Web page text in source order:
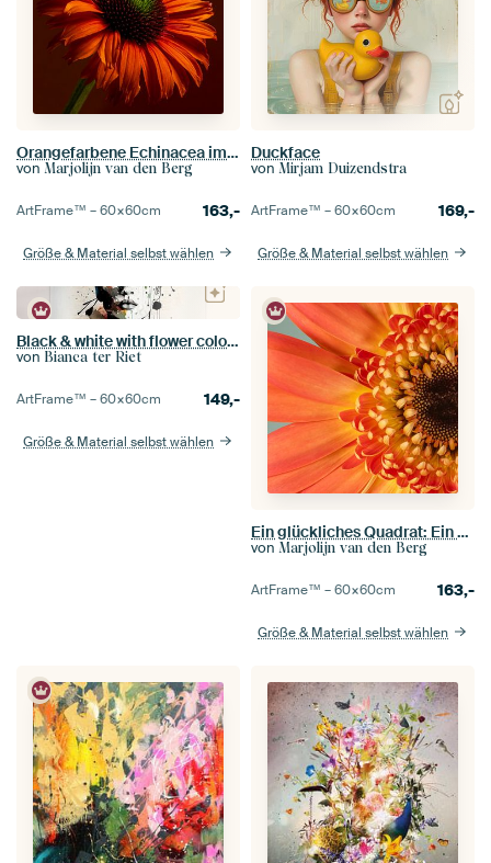
Orangefarbene Echinacea im Licht: Warme Herbstfarben
von Marjolijn van den Berg
ArtFrame™ –60×60cm 163,-
Größe & Material selbst wählen
Duckface
von Mirjam Duizendstra
ArtFrame™ –60×60cm 169,-
Größe & Material selbst wählen
Black & white with flower colour splash
von Bianca ter Riet
ArtFrame™ –60×60cm 149,-
Größe & Material selbst wählen
Ein glückliches Quadrat: Ein Stück Blume
von Marjolijn van den Berg
ArtFrame™ –60×60cm 163,-
Größe & Material selbst wählen